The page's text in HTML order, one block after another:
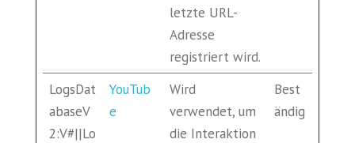
letzte URL-
Adresse
registriert wird.
LogsDat
abaseV
2:V#||Lo
YouTub
e
Wird
verwendet, um
die Interaktion
Best
ändig